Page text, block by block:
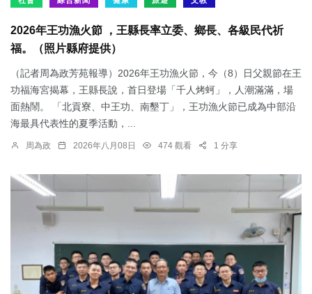
2026年王功漁火節 ，王縣長率立委、鄉長、各級民代祈
福。（照片縣府提供）
（記者周為政芳苑報導）2026年王功漁火節，今（8）日父親節在王
功福海宮揭幕，王縣長說，首日登場「千人烤蚵」，人潮滿滿，場
面熱鬧。 「北貢寮、中王功、南墾丁」，王功漁火節已成為中部沿
海最具代表性的夏季活動，...
周為政 2026年八月08日 474 觀看 1 分享